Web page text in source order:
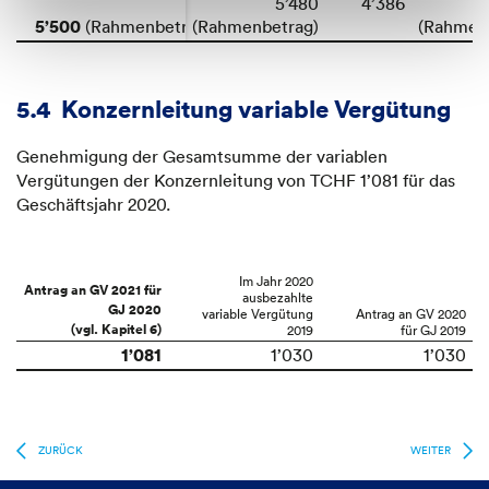
(Rahmenbetrag)
5’500 (Rahmenbetrag)
5.4 Konzernleitung variable Vergütung
Genehmigung der Gesamtsumme der variablen
Vergütungen der Konzernleitung von TCHF 1’081 für das
Geschäftsjahr 2020.
Antrag an GV 2021 für
GJ 2020
(vgl. Kapitel 6)
Im Jahr 2020
ausbezahlte
variable Vergütung
2019
Antrag an GV 2020
für GJ 2019
1’081 1’030 1’030
ZURÜCK WEITER